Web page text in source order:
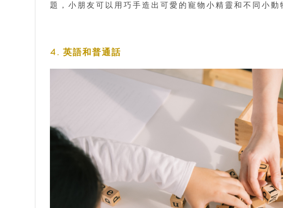
題，小朋友可以用巧手造出可愛的寵物小精靈和不同小動
4. 英語和普通話